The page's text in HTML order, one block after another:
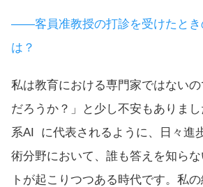
――客員准教授の打診を受けたとき
は？
私は教育における専門家ではない
だろうか？」と少し不安もありま
系AI に代表されるように、日々進
術分野において、誰も答えを知ら
トが起こりつつある時代です。私